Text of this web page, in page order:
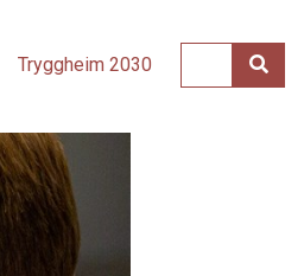
Tryggheim 2030